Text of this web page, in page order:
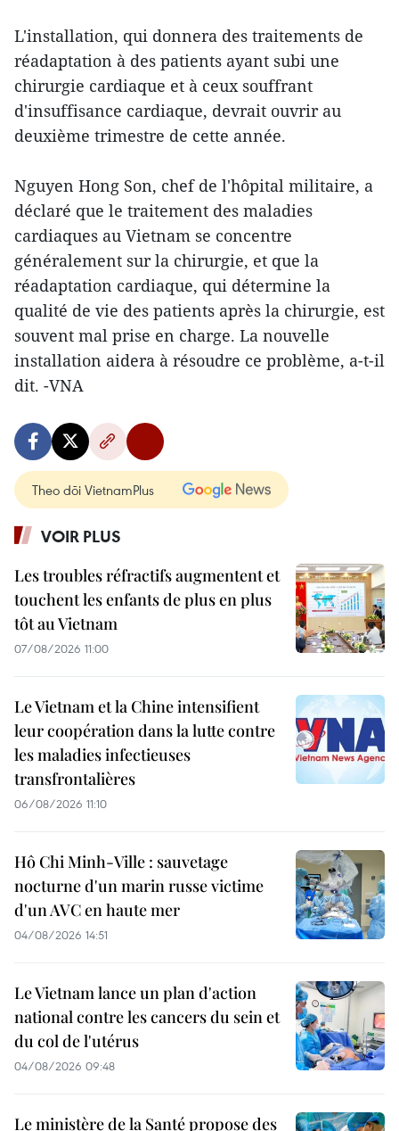
L'installation, qui donnera​ des traitements de
réadaptation ​à ​des patients ​ayant subi une
chirurgie cardiaque et à ceux ​souffrant ​
d'insuffisance cardiaque, devrait ouvrir ​au
deuxième trimestre de cette année.
Nguyen Hong Son, chef de l'hôpital militaire, a
déclaré que le traitement des maladies
cardiaques au Vietnam se concentre
généralement sur la chirurgie, ​et que la
réadaptation cardiaque, qui détermine la
qualité de vie des patients après la chirurgie, est
souvent mal prise en charge. La nouvelle
installation aidera à résoudre ce problème, a-t-il
dit. -VNA
Theo dõi VietnamPlus
VOIR PLUS
Les troubles réfractifs augmentent et
touchent les enfants de plus en plus
tôt au Vietnam
07/08/2026 11:00
Le Vietnam et la Chine intensifient
leur coopération dans la lutte contre
les maladies infectieuses
transfrontalières
06/08/2026 11:10
Hô Chi Minh-Ville : sauvetage
nocturne d'un marin russe victime
d'un AVC en haute mer
04/08/2026 14:51
Le Vietnam lance un plan d'action
national contre les cancers du sein et
du col de l'utérus
04/08/2026 09:48
Le ministère de la Santé propose des